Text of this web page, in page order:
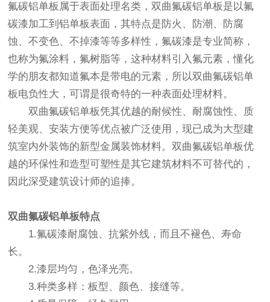
氟碳铝单板属于表面处理名类，双曲氟碳铝单板是以氟
碳漆加工到铝单板表面，其特点是防火、防潮、防腐
蚀、不变色、不掉漆等等多样性，氟碳漆是专业简称，
也称为氟涂料，氟树脂等，这种材料引入氟元素，懂化
学的朋友都知道氟本是带电的元素，所以双曲氟碳铝单
板电负性大，可谓是很奇特的一种表面处理材料。
双曲氟碳铝单板凭其优越的耐候性、耐腐蚀性、质
轻美观、安装方便等优点被广泛使用，现已成为大型建
筑室内外装饰的新型金属装饰材料。双曲氟碳铝单板优
越的环保性和造型可塑性是其它建筑材料不可替代的，
因此深受建筑设计师的追捧。
双曲氟碳铝单板特点
1.氟碳漆耐腐蚀、抗紫外线，而且不褪色、寿命
长。
2.漆层均匀，色泽光亮。
3.种类多样：板型、颜色、接缝等。